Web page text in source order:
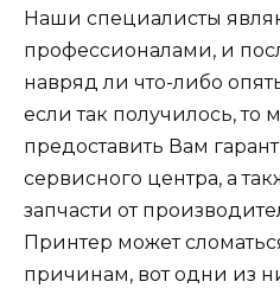
Наши специалисты
профессионалами, и
навряд ли что-либо
если так получилось, то
предоставить Вам
сервисного центра, а
запчасти от
Принтер может
причинам, вот одни из